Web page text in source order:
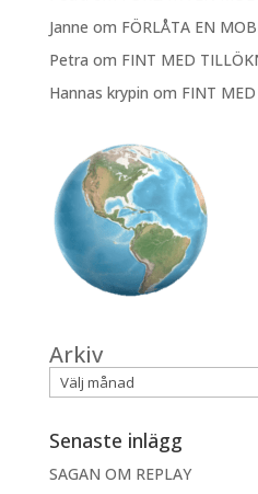
Janne om FÖRLÅTA EN
Petra om FINT MED
Hannas krypin om FINT
Arkiv
Senaste inlägg
SAGAN OM REPLAY